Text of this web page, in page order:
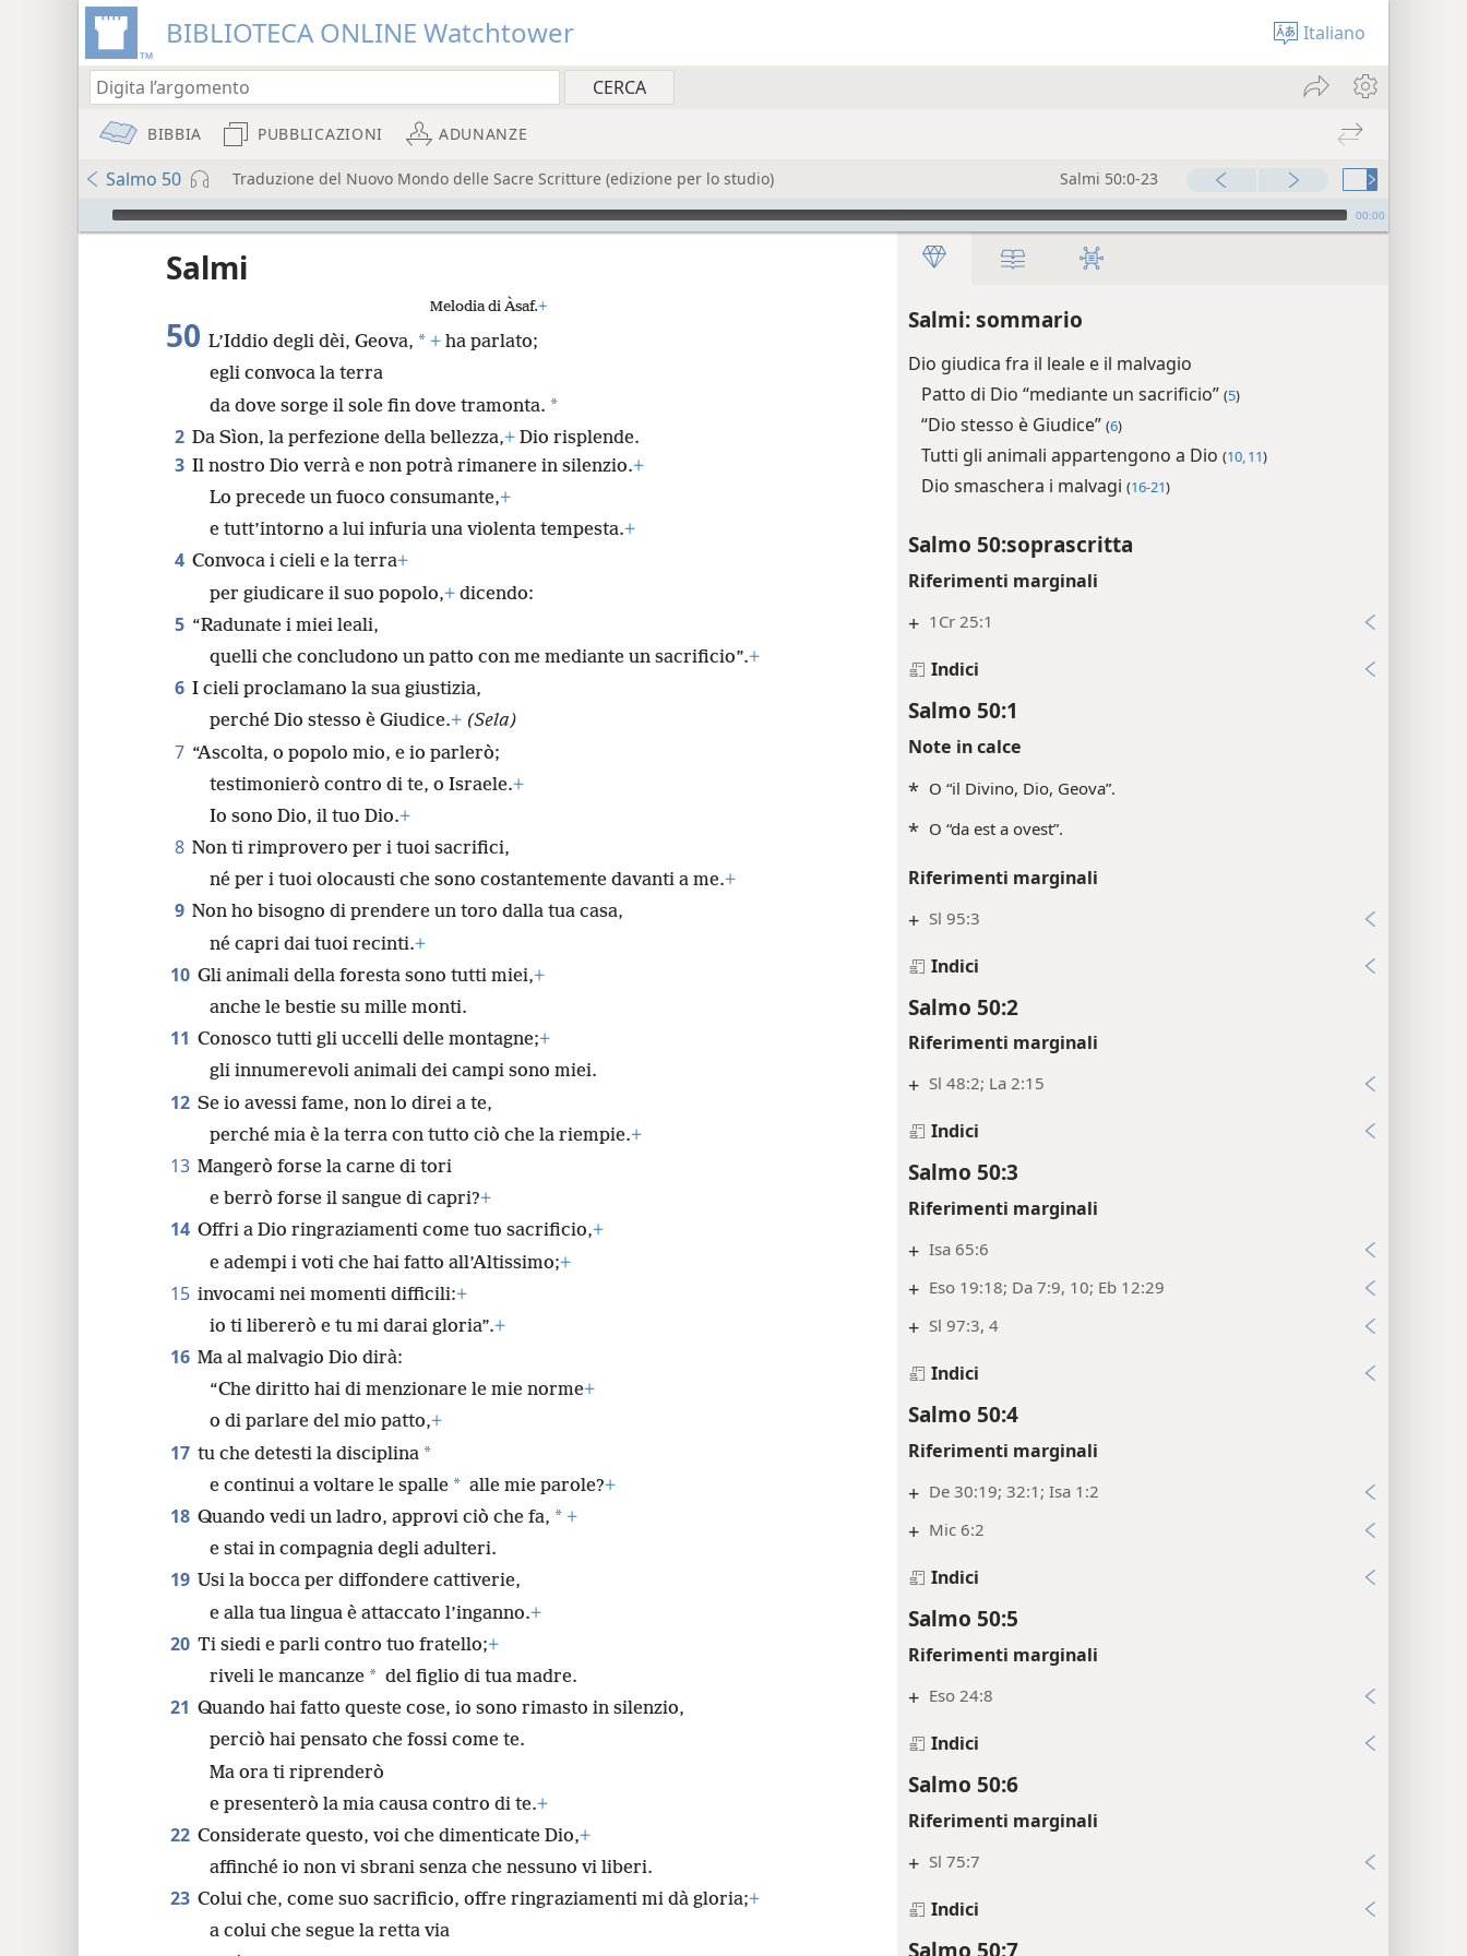
BIBLIOTECA ONLINE Watchtower Italiano
BIBBIA PUBBLICAZIONI ADUNANZE
Salmo 50 Traduzione del Nuovo Mondo delle Sacre Scritture (edizione per lo studio) Salmi 50:0-23
Audio Player 00:00
Salmi: sommario
Dio giudica fra il leale e il malvagio
Patto di Dio “mediante un sacrificio” (5)
“Dio stesso è Giudice” (6)
Tutti gli animali appartengono a Dio (10, 11)
Dio smaschera i malvagi (16-21)
Salmo 50:soprascritta
Riferimenti marginali
+ 1Cr 25:1
Indici
Salmo 50:1
Note in calce
* O “il Divino, Dio, Geova”.
* O “da est a ovest”.
Riferimenti marginali
+ Sl 95:3
Indici
Salmo 50:2
Riferimenti marginali
+ Sl 48:2; La 2:15
Indici
Salmo 50:3
Riferimenti marginali
+ Isa 65:6
+ Eso 19:18; Da 7:9, 10; Eb 12:29
+ Sl 97:3, 4
Indici
Salmo 50:4
Riferimenti marginali
+ De 30:19; 32:1; Isa 1:2
+ Mic 6:2
Indici
Salmo 50:5
Riferimenti marginali
+ Eso 24:8
Indici
Salmo 50:6
Riferimenti marginali
+ Sl 75:7
Indici
Salmo 50:7
Salmi
Melodia di Àsaf.+
50 L’Iddio degli dèi, Geova, * + ha parlato;
egli convoca la terra
da dove sorge il sole fin dove tramonta. *
2 Da Sìon, la perfezione della bellezza,+ Dio risplende.
3 Il nostro Dio verrà e non potrà rimanere in silenzio.+
Lo precede un fuoco consumante,+
e tutt’intorno a lui infuria una violenta tempesta.+
4 Convoca i cieli e la terra+
per giudicare il suo popolo,+ dicendo:
5 “Radunate i miei leali,
quelli che concludono un patto con me mediante un sacrificio”.+
6 I cieli proclamano la sua giustizia,
perché Dio stesso è Giudice.+ (Sela)
7 “Ascolta, o popolo mio, e io parlerò;
testimonierò contro di te, o Israele.+
Io sono Dio, il tuo Dio.+
8 Non ti rimprovero per i tuoi sacrifici,
né per i tuoi olocausti che sono costantemente davanti a me.+
9 Non ho bisogno di prendere un toro dalla tua casa,
né capri dai tuoi recinti.+
10 Gli animali della foresta sono tutti miei,+
anche le bestie su mille monti.
11 Conosco tutti gli uccelli delle montagne;+
gli innumerevoli animali dei campi sono miei.
12 Se io avessi fame, non lo direi a te,
perché mia è la terra con tutto ciò che la riempie.+
13 Mangerò forse la carne di tori
e berrò forse il sangue di capri?+
14 Offri a Dio ringraziamenti come tuo sacrificio,+
e adempi i voti che hai fatto all’Altissimo;+
15 invocami nei momenti difficili:+
io ti libererò e tu mi darai gloria”.+
16 Ma al malvagio Dio dirà:
“Che diritto hai di menzionare le mie norme+
o di parlare del mio patto,+
17 tu che detesti la disciplina *
e continui a voltare le spalle * alle mie parole?+
18 Quando vedi un ladro, approvi ciò che fa, * +
e stai in compagnia degli adulteri.
19 Usi la bocca per diffondere cattiverie,
e alla tua lingua è attaccato l’inganno.+
20 Ti siedi e parli contro tuo fratello;+
riveli le mancanze * del figlio di tua madre.
21 Quando hai fatto queste cose, io sono rimasto in silenzio,
perciò hai pensato che fossi come te.
Ma ora ti riprenderò
e presenterò la mia causa contro di te.+
22 Considerate questo, voi che dimenticate Dio,+
affinché io non vi sbrani senza che nessuno vi liberi.
23 Colui che, come suo sacrificio, offre ringraziamenti mi dà gloria;+
a colui che segue la retta via